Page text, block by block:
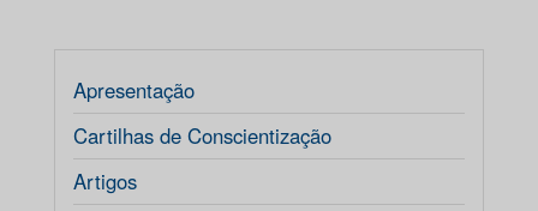
Apresentação
Cartilhas de Conscientização
Artigos